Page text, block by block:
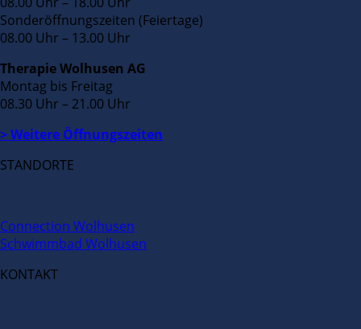
Sonderöffnungszeiten (Feiertage)
08.00 Uhr – 13.00 Uhr
Therapie Wolhusen AG
Montag bis Freitag
08.30 Uhr – 21.00 Uhr
> Weitere Öffnungszeiten
STANDORTE
Connection Wolhusen
Schwimmbad Wolhusen
KONTAKT